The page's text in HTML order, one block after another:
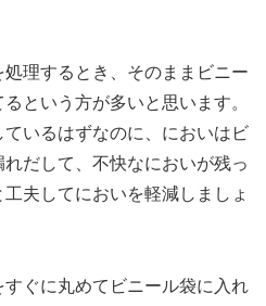
理するとき、そのままビニー
という方が多いと思います。
いるはずなのに、においはビ
だして、不快なにおいが残っ
夫してにおいを軽減しましょ
ぐに丸めてビニール袋に入れ